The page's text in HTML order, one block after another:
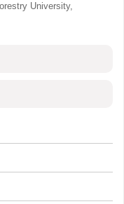
University,